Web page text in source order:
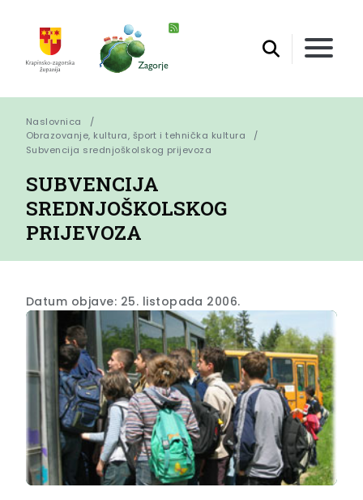
Naslovnica
Obrazovanje, kultura, šport i tehnička kultura
Subvencija srednjoškolskog prijevoza
SUBVENCIJA
SREDNJOŠKOLSKOG
PRIJEVOZA
Datum objave: 25. listopada 2006.